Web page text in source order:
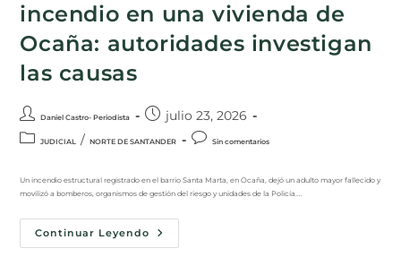
incendio en una vivienda de
Ocaña: autoridades investigan
las causas
Daniel Castro- Periodista julio 23, 2026
JUDICIAL / NORTE DE SANTANDER Sin comentarios
Un incendio estructural registrado en el barrio Santa Marta, en Ocaña, dejó un adulto mayor fallecido y
movilizó a bomberos, organismos de gestión del riesgo y unidades de la Policía.…
Continuar Leyendo